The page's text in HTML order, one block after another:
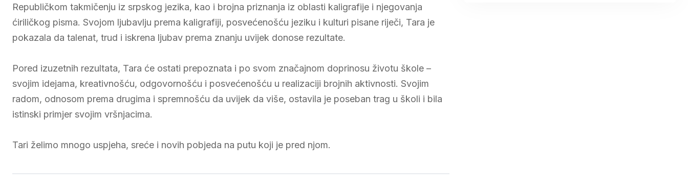
Republičkom takmičenju iz srpskog jezika, kao i brojna priznanja iz oblasti kaligrafije i njegovanja
ćiriličkog pisma. Svojom ljubavlju prema kaligrafiji, posvećenošću jeziku i kulturi pisane riječi, Tara je
pokazala da talenat, trud i iskrena ljubav prema znanju uvijek donose rezultate.
Pored izuzetnih rezultata, Tara će ostati prepoznata i po svom značajnom doprinosu životu škole –
svojim idejama, kreativnošću, odgovornošću i posvećenošću u realizaciji brojnih aktivnosti. Svojim
radom, odnosom prema drugima i spremnošću da uvijek da više, ostavila je poseban trag u školi i bila
istinski primjer svojim vršnjacima.
Tari želimo mnogo uspjeha, sreće i novih pobjeda na putu koji je pred njom.